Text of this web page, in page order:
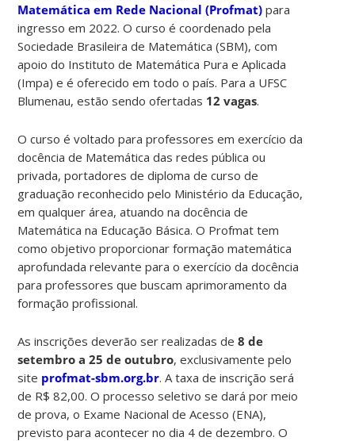
Matemática em Rede Nacional (Profmat) para
ingresso em 2022. O curso é coordenado pela
Sociedade Brasileira de Matemática (SBM), com
apoio do Instituto de Matemática Pura e Aplicada
(Impa) e é oferecido em todo o país. Para a UFSC
Blumenau, estão sendo ofertadas 12 vagas.
O curso é voltado para professores em exercício da
docência de Matemática das redes pública ou
privada, portadores de diploma de curso de
graduação reconhecido pelo Ministério da Educação,
em qualquer área, atuando na docência de
Matemática na Educação Básica. O Profmat tem
como objetivo proporcionar formação matemática
aprofundada relevante para o exercício da docência
para professores que buscam aprimoramento da
formação profissional.
As inscrições deverão ser realizadas de8 de
setembro a 25 de outubro, exclusivamente pelo
site profmat-sbm.org.br. A taxa de inscrição será
de R$ 82,00. O processo seletivo se dará por meio
de prova, o Exame Nacional de Acesso (ENA),
previsto para acontecer no dia 4 de dezembro. O